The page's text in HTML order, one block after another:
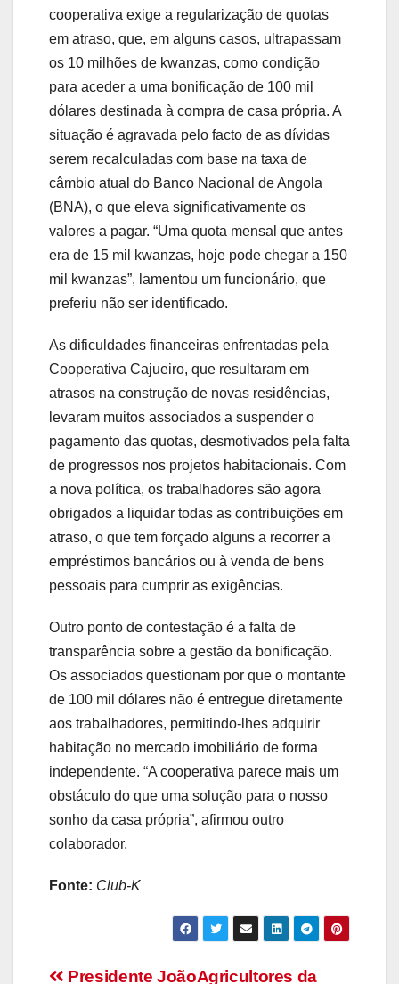
cooperativa exige a regularização de quotas
em atraso, que, em alguns casos, ultrapassam
os 10 milhões de kwanzas, como condição
para aceder a uma bonificação de 100 mil
dólares destinada à compra de casa própria. A
situação é agravada pelo facto de as dívidas
serem recalculadas com base na taxa de
câmbio atual do Banco Nacional de Angola
(BNA), o que eleva significativamente os
valores a pagar. “Uma quota mensal que antes
era de 15 mil kwanzas, hoje pode chegar a 150
mil kwanzas”, lamentou um funcionário, que
preferiu não ser identificado.
As dificuldades financeiras enfrentadas pela
Cooperativa Cajueiro, que resultaram em
atrasos na construção de novas residências,
levaram muitos associados a suspender o
pagamento das quotas, desmotivados pela falta
de progressos nos projetos habitacionais. Com
a nova política, os trabalhadores são agora
obrigados a liquidar todas as contribuições em
atraso, o que tem forçado alguns a recorrer a
empréstimos bancários ou à venda de bens
pessoais para cumprir as exigências.
Outro ponto de contestação é a falta de
transparência sobre a gestão da bonificação.
Os associados questionam por que o montante
de 100 mil dólares não é entregue diretamente
aos trabalhadores, permitindo-lhes adquirir
habitação no mercado imobiliário de forma
independente. “A cooperativa parece mais um
obstáculo do que uma solução para o nosso
sonho da casa própria”, afirmou outro
colaborador.
Fonte: Club-K
Agricultores da
Presidente João